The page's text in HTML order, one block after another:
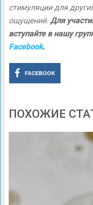
стимуляции для
ощущений. Для
вступайте в нашу
Facebook.
FACEBOOK
ПОХОЖИЕ